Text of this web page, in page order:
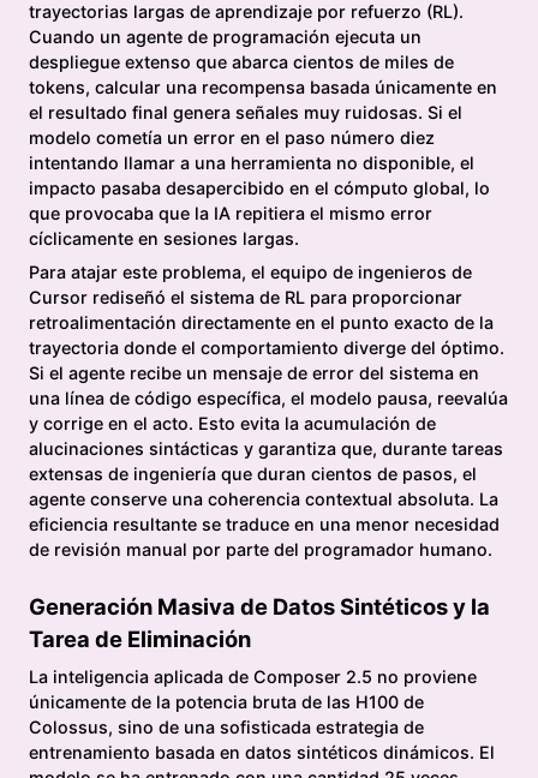
trayectorias largas de aprendizaje por refuerzo (RL).
Cuando un agente de programación ejecuta un
despliegue extenso que abarca cientos de miles de
tokens, calcular una recompensa basada únicamente en
el resultado final genera señales muy ruidosas. Si el
modelo cometía un error en el paso número diez
intentando llamar a una herramienta no disponible, el
impacto pasaba desapercibido en el cómputo global, lo
que provocaba que la IA repitiera el mismo error
cíclicamente en sesiones largas.
Para atajar este problema, el equipo de ingenieros de
Cursor rediseñó el sistema de RL para proporcionar
retroalimentación directamente en el punto exacto de la
trayectoria donde el comportamiento diverge del óptimo.
Si el agente recibe un mensaje de error del sistema en
una línea de código específica, el modelo pausa, reevalúa
y corrige en el acto. Esto evita la acumulación de
alucinaciones sintácticas y garantiza que, durante tareas
extensas de ingeniería que duran cientos de pasos, el
agente conserve una coherencia contextual absoluta. La
eficiencia resultante se traduce en una menor necesidad
de revisión manual por parte del programador humano.
Generación Masiva de Datos Sintéticos y la
Tarea de Eliminación
La inteligencia aplicada de Composer 2.5 no proviene
únicamente de la potencia bruta de las H100 de
Colossus, sino de una sofisticada estrategia de
entrenamiento basada en datos sintéticos dinámicos. El